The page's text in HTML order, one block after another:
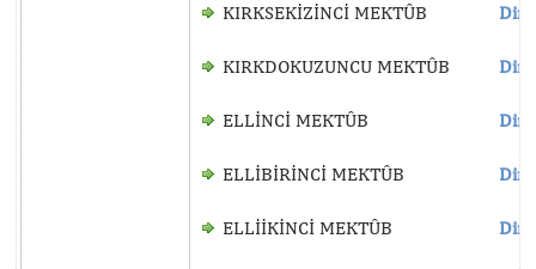
KIRKSEKİZİNCİ MEKTÛB
KIRKDOKUZUNCU MEKTÛB
ELLİNCİ MEKTÛB
ELLİBİRİNCİ MEKTÛB
ELLİİKİNCİ MEKTÛB